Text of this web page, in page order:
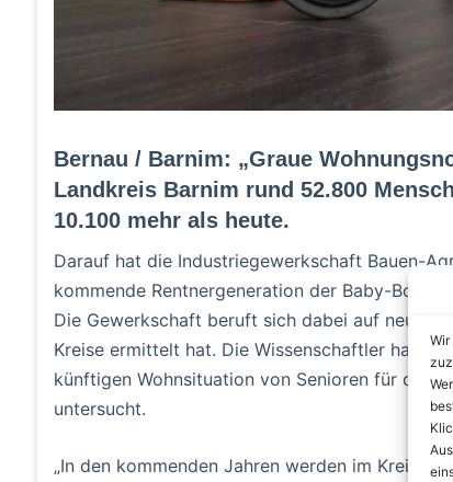
Bernau / Barnim: „Graue
Landkreis Barnim rund 52.800
10.100 mehr als heute.
Darauf hat die Industriegewerkschaft Bauen-
kommende Rentnergeneration der Baby-
Die Gewerkschaft beruft sich dabei auf
Kreise ermittelt hat. Die Wissenschaftler
künftigen Wohnsituation von Senioren für den
untersucht.
„In den kommenden Jahren werden im Kreis